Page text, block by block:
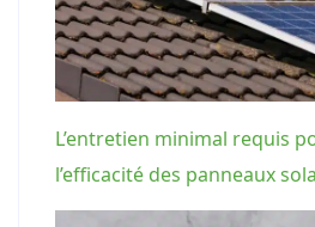
L’entretien minimal requis
l’efficacité des panneaux